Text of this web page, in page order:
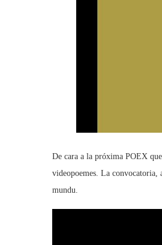
De cara a la próxima POEX
videopoemes. La convocatoria,
mundu.